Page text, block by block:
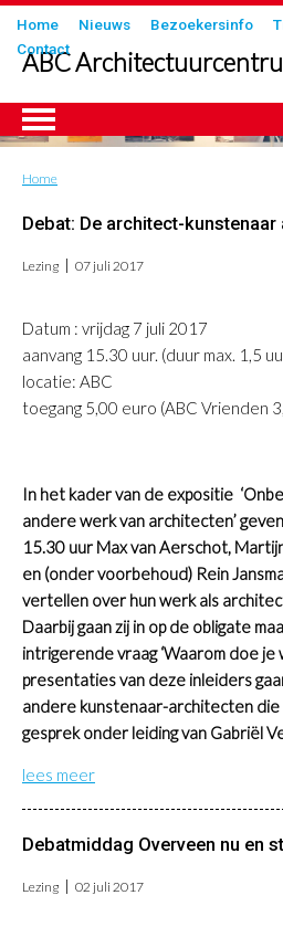
Overslaan
en
naar
inhoud
gaan
Submenu
Home Nieuws Bezoekersinfo
Contact
ABC
Kruimelpad
Home
Debat: De architect-kunstenaar
Lezing 07 juli 2017
Datum : vrijdag 7 juli 2017
aanvang 15.30 uur. (duur max. 1,5
locatie: ABC
toegang 5,00 euro (ABC Vrienden
In het kader van de expositie
andere werk van architecten’
15.30 uur Max van Aerschot,
en (onder voorbehoud) Rein
vertellen over hun werk als
Daarbij gaan zij in op de obligate
intrigerende vraag ‘Waarom doe je
presentaties van deze inleiders
andere kunstenaar-architecten die
gesprek onder leiding van Gabriël
lees meer
Debatmiddag Overveen nu en
Lezing 02 juli 2017